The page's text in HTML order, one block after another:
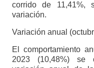
corrido de 11,41%,
variación.
Variación anual
El comportamiento
2023 (10,48%) se